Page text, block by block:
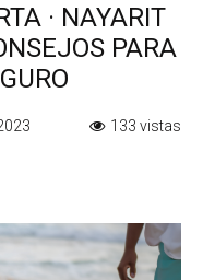
· NAYARIT
PARA
133 vistas